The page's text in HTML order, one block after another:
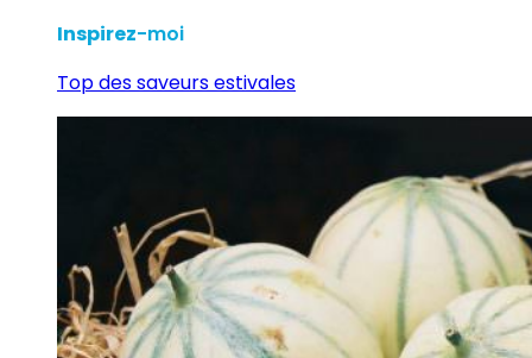
Inspirez-moi
Top des saveurs estivales